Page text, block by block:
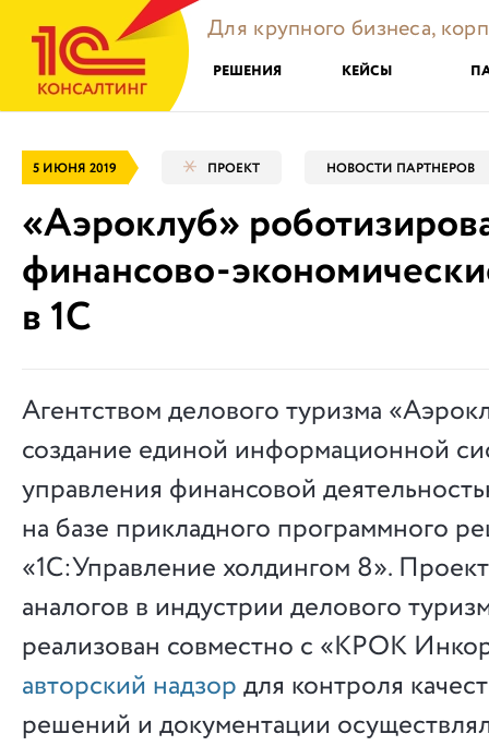
Для крупного бизнеса,
РЕШЕНИЯ КЕЙСЫ
5 ИЮНЯ 2019 ПРОЕКТ НОВОСТИ ПАРТНЕРОВ
«Аэроклуб»
финансово-
в 1C
Агентством делового туризма
создание единой информационной
управления финансовой
на базе прикладного программного
«1С:Управление холдингом 8».
аналогов в индустрии делового
реализован совместно с «КРОК
авторский надзордля контроля
решений и документации